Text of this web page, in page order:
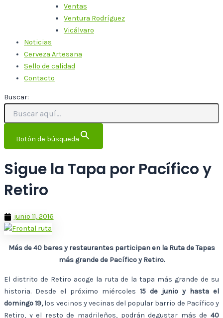
Ventas
Ventura Rodríguez
Vicálvaro
Noticias
Cerveza Artesana
Sello de calidad
Contacto
Buscar:
Botón de búsqueda
Sigue la Tapa por Pacífico y
Retiro
junio 11, 2016
Más de 40 bares y restaurantes participan en la Ruta de Tapas
más grande de Pacífico y Retiro.
El distrito de Retiro acoge la ruta de la tapa más grande de su
historia. Desde el próximo miércoles 15 de junio y hasta el
domingo 19,los vecinos y vecinas del popular barrio de Pacífico y
Retiro, y el resto de madrileños, podrán degustar más de 40